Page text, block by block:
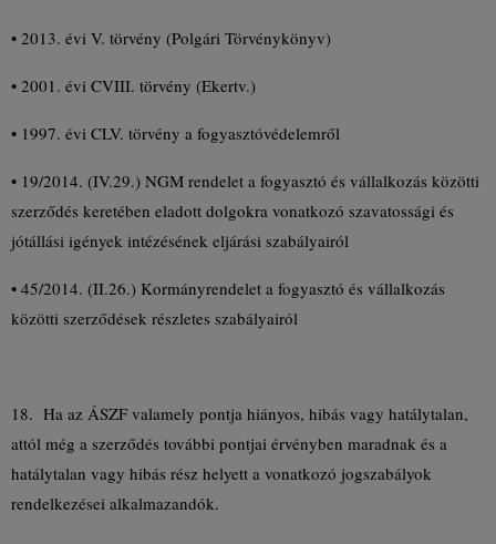
• 2013. évi V. törvény (Polgári Törvénykönyv)
• 2001. évi CVIII. törvény (Ekertv.)
• 1997. évi CLV. törvény a fogyasztóvédelemről
• 19/2014. (IV.29.) NGM rendelet a fogyasztó és vállalkozás közötti
szerződés keretében eladott dolgokra vonatkozó szavatossági és
jótállási igények intézésének eljárási szabályairól
• 45/2014. (II.26.) Kormányrendelet a fogyasztó és vállalkozás
közötti szerződések részletes szabályairól
18. Ha az ÁSZF valamely pontja hiányos, hibás vagy hatálytalan,
attól még a szerződés további pontjai érvényben maradnak és a
hatálytalan vagy hibás rész helyett a vonatkozó jogszabályok
rendelkezései alkalmazandók.